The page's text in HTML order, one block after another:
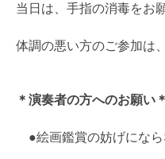
当日は、手指の消毒をお
体調の悪い方のご参加は
＊演奏者の方へのお願い＊
●絵画鑑賞の妨げになら